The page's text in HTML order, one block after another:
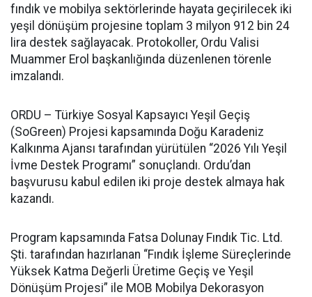
fındık ve mobilya sektörlerinde hayata geçirilecek iki
yeşil dönüşüm projesine toplam 3 milyon 912 bin 24
lira destek sağlayacak. Protokoller, Ordu Valisi
Muammer Erol başkanlığında düzenlenen törenle
imzalandı.
ORDU – Türkiye Sosyal Kapsayıcı Yeşil Geçiş
(SoGreen) Projesi kapsamında Doğu Karadeniz
Kalkınma Ajansı tarafından yürütülen “2026 Yılı Yeşil
İvme Destek Programı” sonuçlandı. Ordu’dan
başvurusu kabul edilen iki proje destek almaya hak
kazandı.
Program kapsamında Fatsa Dolunay Fındık Tic. Ltd.
Şti. tarafından hazırlanan “Fındık İşleme Süreçlerinde
Yüksek Katma Değerli Üretime Geçiş ve Yeşil
Dönüşüm Projesi” ile MOB Mobilya Dekorasyon